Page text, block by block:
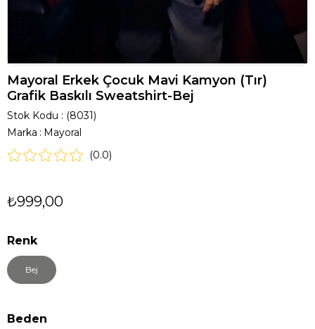
Mayoral Erkek Çocuk Mavi Kamyon (Tır)
Grafik Baskılı Sweatshirt-Bej
Stok Kodu
(8031)
Marka : Mayoral
0.0
₺999,00
Renk
Bej
Beden